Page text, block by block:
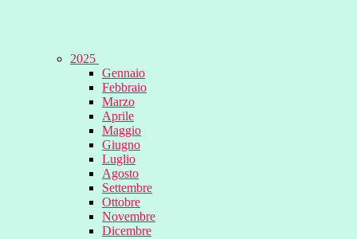
2025
Gennaio
Febbraio
Marzo
Aprile
Maggio
Giugno
Luglio
Agosto
Settembre
Ottobre
Novembre
Dicembre